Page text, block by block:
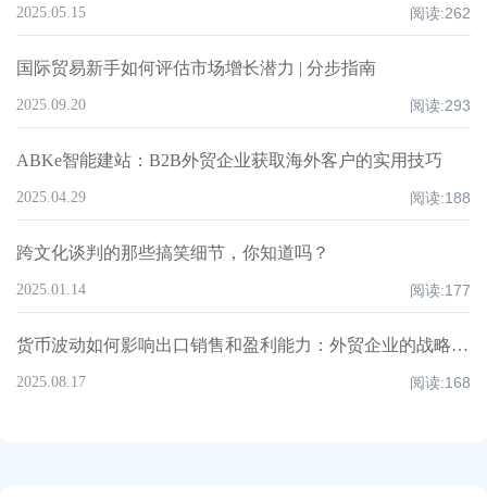
2025.05.15 阅读:262
国际贸易新手如何评估市场增长潜力 | 分步指南
2025.09.20 阅读:293
ABKe智能建站：B2B外贸企业获取海外客户的实用技巧
2025.04.29 阅读:188
跨文化谈判的那些搞笑细节，你知道吗？
2025.01.14 阅读:177
货币波动如何影响出口销售和盈利能力：外贸企业的战略分析
2025.08.17 阅读:168